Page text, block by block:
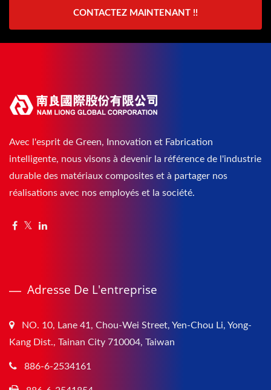
CONTACTEZ MAINTENANT !!
Avec l'esprit de Green, Innovation et Fabrication
intelligente, nous visons à devenir la référence de l'industrie
durable des matériaux composites et à partager nos
réalisations avec nos employés et la société.
Adresse De L'entreprise
NO. 10, Lane 41, Chou-Wei Street, Yen-Chou Li, Yong-
Kang Dist., Tainan City 710004, Taiwan
886-6-2534161